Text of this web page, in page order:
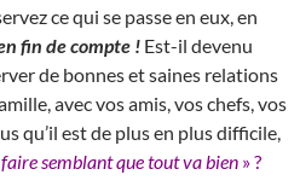
ce qui se passe en eux, en
fin de compte ! Est-il devenu
de bonnes et saines relations
avec vos amis, vos chefs, vos
qu’il est de plus en plus difficile,
faire semblant que tout va bien » ?